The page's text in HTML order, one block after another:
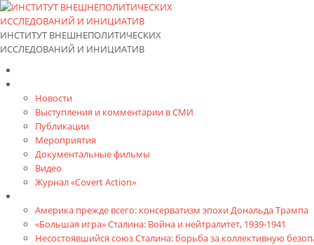
ИНСТИТУТ ВНЕШНЕПОЛИТИЧЕСКИХ
ИССЛЕДОВАНИЙ И ИНИЦИАТИВ
Новости
Выступления и коммента­рии в СМИ
Публикации
Мероприятия
Документальные фильмы
Видео
Журнал «Covert Action»
Америка прежде всего: консерватизм эпохи Дональда Трампа
«Большая игра» Сталина: Война и нейтралитет, 1939-1941
Несостоявшийся союз Сталина: борьба за коллективную